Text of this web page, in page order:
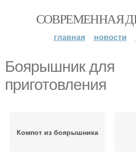
СОВРЕМЕННАЯ
главная новости
Боярышник для
приготовления
Компот из боярышника